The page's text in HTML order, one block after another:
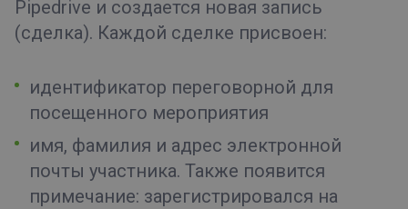
Pipedrive и создается новая запись
(сделка). Каждой сделке присвоен:
идентификатор переговорной для
посещенного мероприятия
имя, фамилия и адрес электронной
почты участника. Также появится
примечание: зарегистрировался на